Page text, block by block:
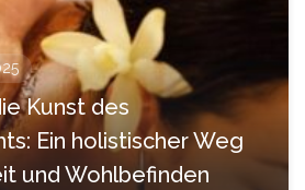
Kunst des
Ein holistischer Weg
und Wohlbefinden